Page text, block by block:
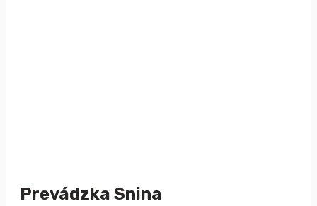
Prevádzka Snina